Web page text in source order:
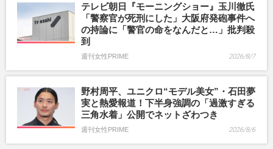
テレビ朝日『モーニングショー』玉川徹氏
「警察官が死刑にした」大阪府発砲事件へ
の持論に「警官の命をなんだと…」批判殺
到
週刊女性PRIME 2026/8/7
野村周平、ユニクロ“モデル美女”・石田夢
実と熱愛報道！下半身強調の「過激すぎる
三角水着」公開でネットざわつき
週刊女性PRIME 2026/8/6